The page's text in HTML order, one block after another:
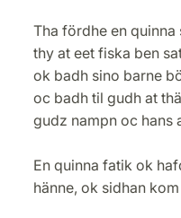
Tha fördhe en
thy at eet fiska ben
ok badh sino barne
oc badh til gudh at
gudz nampn oc hans
En quinna fatik ok
hänne, ok sidhan